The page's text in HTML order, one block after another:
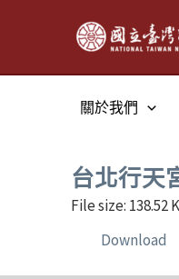
關於我們
台北行天
File size: 138.52
Download